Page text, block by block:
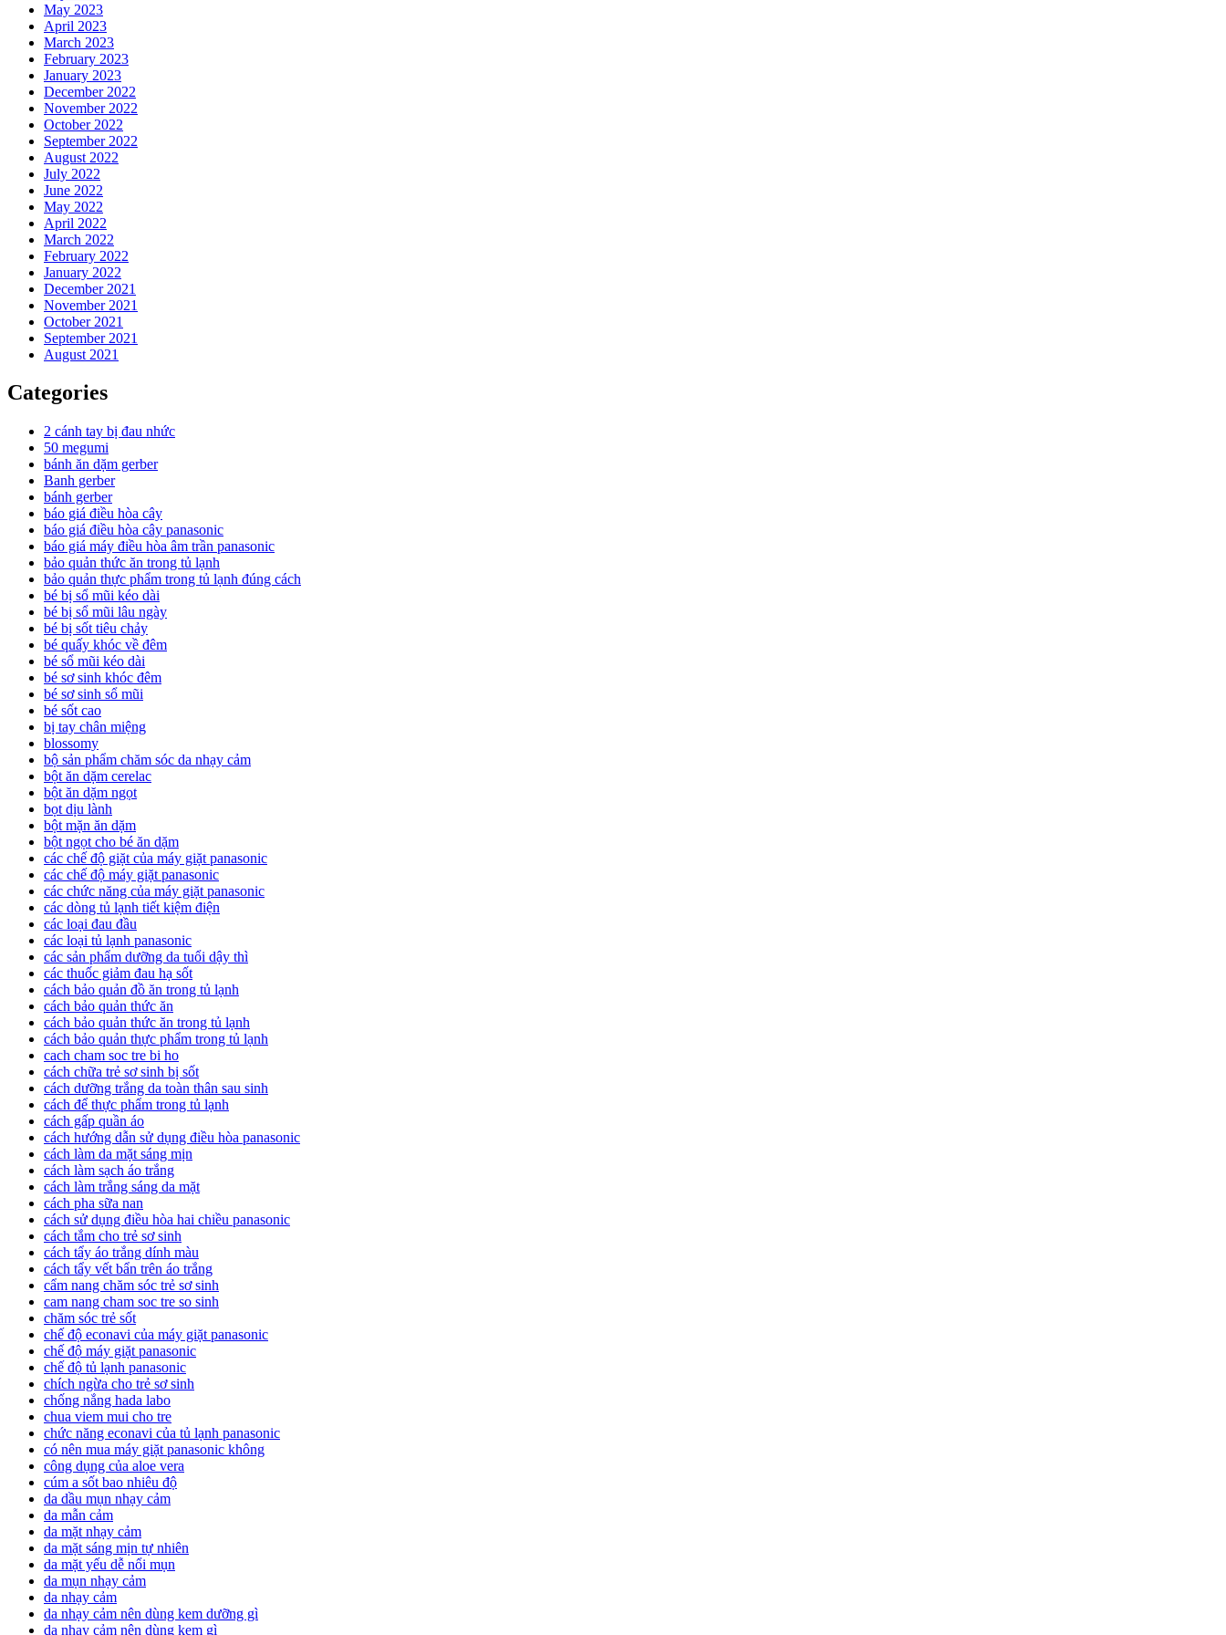
May 2023
April 2023
March 2023
February 2023
January 2023
December 2022
November 2022
October 2022
September 2022
August 2022
July 2022
June 2022
May 2022
April 2022
March 2022
February 2022
January 2022
December 2021
November 2021
October 2021
September 2021
August 2021
Categories
2 cánh tay bị đau nhức
50 megumi
bánh ăn dặm gerber
Banh gerber
bánh gerber
báo giá điều hòa cây
báo giá điều hòa cây panasonic
báo giá máy điều hòa âm trần panasonic
bảo quản thức ăn trong tủ lạnh
bảo quản thực phẩm trong tủ lạnh đúng cách
bé bị sổ mũi kéo dài
bé bị sổ mũi lâu ngày
bé bị sốt tiêu chảy
bé quấy khóc về đêm
bé sổ mũi kéo dài
bé sơ sinh khóc đêm
bé sơ sinh sổ mũi
bé sốt cao
bị tay chân miệng
blossomy
bộ sản phẩm chăm sóc da nhạy cảm
bột ăn dặm cerelac
bột ăn dặm ngọt
bọt dịu lành
bột mặn ăn dặm
bột ngọt cho bé ăn dặm
các chế độ giặt của máy giặt panasonic
các chế độ máy giặt panasonic
các chức năng của máy giặt panasonic
các dòng tủ lạnh tiết kiệm điện
các loại đau đầu
các loại tủ lạnh panasonic
các sản phẩm dưỡng da tuổi dậy thì
các thuốc giảm đau hạ sốt
cách bảo quản đồ ăn trong tủ lạnh
cách bảo quản thức ăn
cách bảo quản thức ăn trong tủ lạnh
cách bảo quản thực phẩm trong tủ lạnh
cach cham soc tre bi ho
cách chữa trẻ sơ sinh bị sốt
cách dưỡng trắng da toàn thân sau sinh
cách để thực phẩm trong tủ lạnh
cách gấp quần áo
cách hướng dẫn sử dụng điều hòa panasonic
cách làm da mặt sáng mịn
cách làm sạch áo trắng
cách làm trắng sáng da mặt
cách pha sữa nan
cách sử dụng điều hòa hai chiều panasonic
cách tắm cho trẻ sơ sinh
cách tẩy áo trắng dính màu
cách tẩy vết bẩn trên áo trắng
cẩm nang chăm sóc trẻ sơ sinh
cam nang cham soc tre so sinh
chăm sóc trẻ sốt
chế độ econavi của máy giặt panasonic
chế độ máy giặt panasonic
chế độ tủ lạnh panasonic
chích ngừa cho trẻ sơ sinh
chống nắng hada labo
chua viem mui cho tre
chức năng econavi của tủ lạnh panasonic
có nên mua máy giặt panasonic không
công dụng của aloe vera
cúm a sốt bao nhiêu độ
da dầu mụn nhạy cảm
da mẫn cảm
da mặt nhạy cảm
da mặt sáng mịn tự nhiên
da mặt yếu dễ nổi mụn
da mụn nhạy cảm
da nhạy cảm
da nhạy cảm nên dùng kem dưỡng gì
da nhạy cảm nên dùng kem gì